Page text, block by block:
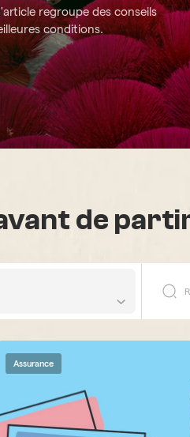
regroupe des conseils
conditions.
de
Assurance